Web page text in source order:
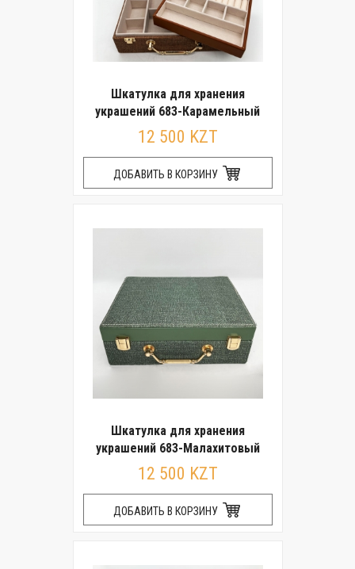
Шкатулка для хранения
украшений 683-Карамельный
12 500 KZT
ДОБАВИТЬ В КОРЗИНУ
Шкатулка для хранения
украшений 683-Малахитовый
12 500 KZT
ДОБАВИТЬ В КОРЗИНУ